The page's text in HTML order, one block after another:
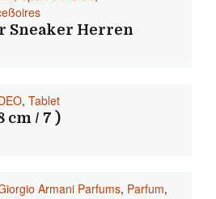
Sneaker Herren
, Tablet
cm / 7 )
Armani Parfums, Parfum,